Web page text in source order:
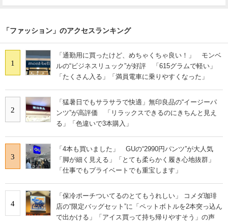
「ファッション」のアクセスランキング
1
「通勤用に買ったけど、めちゃくちゃ良い！」 モンベ
ルの“ビジネスリュック”が好評 「615グラムで軽い」
「たくさん入る」「満員電車に乗りやすくなった」
2
「猛暑日でもサラサラで快適」無印良品の“イージーパ
ンツ”が高評価 「リラックスできるのにきちんと見え
る」「色違いで3本購入」
3
「4本も買いました」 GUの“2990円パンツ”が大人気
「脚が細く見える」「とても柔らかく履き心地抜群」
「仕事でもプライベートでも重宝します」
4
「保冷ポーチついてるのとてもうれしい」 コメダ珈琲
店の“限定バッグセット”に「ペットボトルを2本突っ込ん
で出かける」「アイス買って持ち帰りやすそう」の声